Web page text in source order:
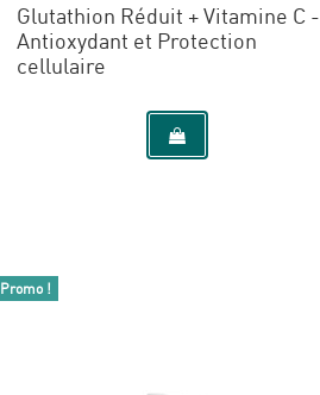
Glutathion Réduit + Vitamine C -
Antioxydant et Protection
cellulaire
Promo !